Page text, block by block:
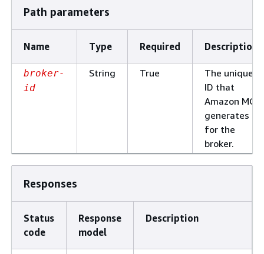
Path parameters
Name Type Required Description
broker-
id
String True
The unique
ID that
Amazon MQ
generates
for the
broker.
Responses
Status
code
Response
model
Description